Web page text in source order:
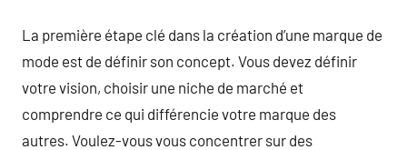
La première étape clé dans la création d’une marque de
mode est de définir son concept. Vous devez définir
votre vision, choisir une niche de marché et
comprendre ce qui différencie votre marque des
autres. Voulez-vous vous concentrer sur des